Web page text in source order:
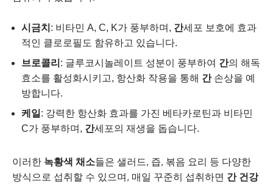
시금치 : 비타민 A, C, K가 풍부하며, 간세포 보호에 효과
적인 클로로필도 함유하고 있습니다.
브로콜리 : 글루코시놀레이트 성분이 풍부하여 간의 해독
효소를 활성화시키고, 항산화 작용을 통해 간손상을 예
방합니다.
케일 : 강력한 항산화 효과를 가진 베타카로틴과 비타민
C가 풍부하며, 간세포의 재생을 돕습니다.
이러한 녹황색 채소들은 샐러드, 즙, 볶음 요리 등 다양한
방식으로 섭취할 수 있으며, 매일 꾸준히 섭취하면 간 건강